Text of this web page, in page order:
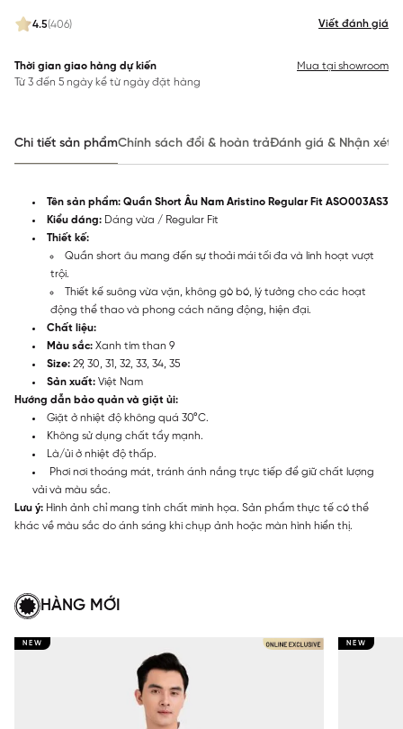
4.5(406) Viết đánh giá
Thời gian giao hàng dự kiến
Từ 3 đến 5 ngày kể từ ngày đặt hàng
Mua tại showroom
Chi tiết sản phẩmChính sách đổi & hoàn trảĐánh giá & Nhận xét
Tên sản phẩm: Quần Short Âu Nam Aristino Regular Fit ASO003AS3
Kiểu dáng: Dáng vừa / Regular Fit
Thiết kế:
Quần short âu mang đến sự thoải mái tối đa và linh hoạt vượt
trội.
Thiết kế suông vừa vặn, không gò bó, lý tưởng cho các hoạt
động thể thao và phong cách năng động, hiện đại.
Chất liệu:
Màu sắc: Xanh tím than 9
Size: 29, 30, 31, 32, 33, 34, 35
Sản xuất: Việt Nam
Hướng dẫn bảo quản và giặt ủi:
Giặt ở nhiệt độ không quá 30°C.
Không sử dụng chất tẩy mạnh.
Là/ủi ở nhiệt độ thấp.
Phơi nơi thoáng mát, tránh ánh nắng trực tiếp để giữ chất lượng
vải và màu sắc.
Lưu ý: Hình ảnh chỉ mang tính chất minh họa. Sản phẩm thực tế có thể
khác về màu sắc do ánh sáng khi chụp ảnh hoặc màn hình hiển thị.
HÀNG MỚI
NEW NEW